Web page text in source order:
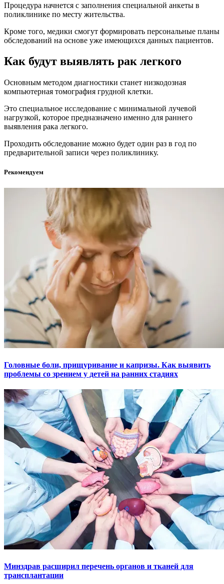
Процедура начнется с заполнения специальной анкеты в
поликлинике по месту жительства.
Кроме того, медики смогут формировать персональные планы
обследований на основе уже имеющихся данных пациентов.
Как будут выявлять рак легкого
Основным методом диагностики станет низкодозная
компьютерная томография грудной клетки.
Это специальное исследование с минимальной лучевой
нагрузкой, которое предназначено именно для раннего
выявления рака легкого.
Проходить обследование можно будет один раз в год по
предварительной записи через поликлинику.
Рекомендуем
Головные боли, прищуривание и капризы. Как выявить
проблемы со зрением у детей на ранних стадиях
Минздрав расширил перечень органов и тканей для
трансплантации